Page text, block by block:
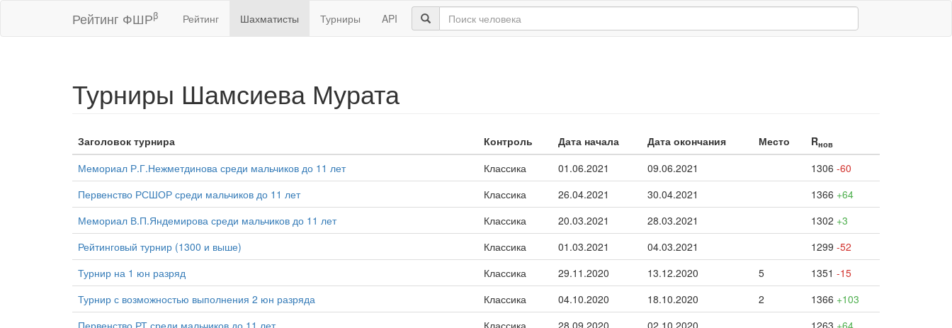
Рейтинг ФШРβ Рейтинг Шахматисты Турниры API
Турниры Шамсиева Мурата
Заголовок турнира Контроль Дата начала Дата окончания Место Rнов
Мемориал Р.Г.Нежметдинова среди мальчиков до 11 лет Классика 01.06.2021 09.06.2021 1306 -60
Первенство РСШОР среди мальчиков до 11 лет
Классика 26.04.2021 30.04.2021 1366 +64
Мемориал В.П.Яндемирова среди мальчиков до 11 лет
Классика 20.03.2021 28.03.2021 1302 +3
Рейтинговый турнир (1300 и выше)
Классика 01.03.2021 04.03.2021 1299 -52
Турнир на 1 юн разряд
Классика 29.11.2020 13.12.2020 5 1351 -15
Турнир с возможностью выполнения 2 юн разряда
Классика 04.10.2020 18.10.2020 2 1366 +103
Первенство РТ среди мальчиков до 11 лет
Классика 28.09.2020 02.10.2020 1263 +64